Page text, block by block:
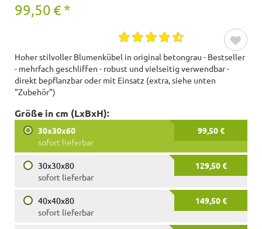
99,50 € *
Hoher stilvoller Blumenkübel in original betongrau - Bestseller
- mehrfach geschliffen - robust und vielseitig verwendbar -
direkt bepflanzbar oder mit Einsatz (extra, siehe unten
"Zubehör")
Größe in cm (LxBxH):
30x30x60
99,50 €
sofort lieferbar
30x30x80
129,50 €
sofort lieferbar
40x40x80
149,50 €
sofort lieferbar